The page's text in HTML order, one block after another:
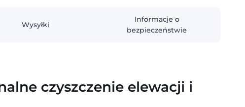
Wysyłki
Informacje o
bezpieczeństwie
czyszczenie elewacji i